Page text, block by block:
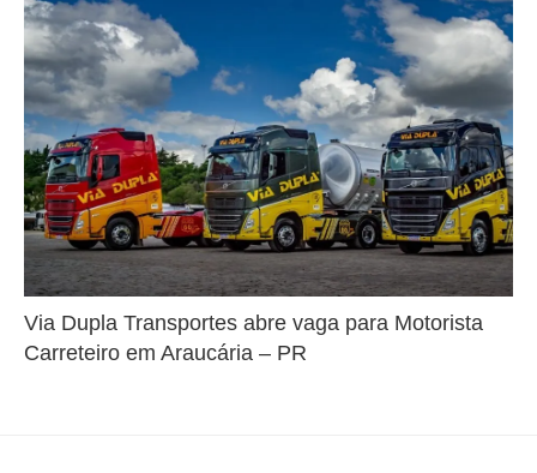
Via Dupla Transportes abre vaga para Motorista
Carreteiro em Araucária – PR